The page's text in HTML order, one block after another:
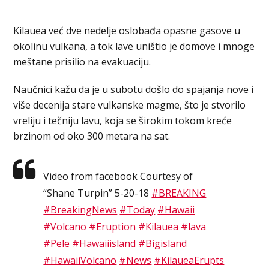
Kilauea već dve nedelje oslobađa opasne gasove u
okolinu vulkana, a tok lave uništio je domove i mnoge
meštane prisilio na evakuaciju.
Naučnici kažu da je u subotu došlo do spajanja nove i
više decenija stare vulkanske magme, što je stvorilo
vreliju i tečniju lavu, koja se širokim tokom kreće
brzinom od oko 300 metara na sat.
Video from facebook Courtesy of
“Shane Turpin” 5-20-18 #BREAKING
#BreakingNews #Today #Hawaii
#Volcano #Eruption #Kilauea #lava
#Pele #Hawaiiisland #Bigisland
#HawaiiVolcano #News #KilaueaErupts